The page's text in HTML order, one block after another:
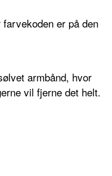
er på den
armbånd, hvor
vil fjerne det helt.